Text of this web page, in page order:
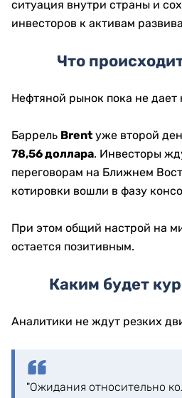
ситуация внутри страны и
инвесторов к активам
Что
Нефтяной рынок пока не дает
Баррель Brent уже второй
78,56 доллара. Инвесторы
переговорам на Ближнем
котировки вошли в фазу
При этом общий настрой на
остается позитивным.
Каким будет
Аналитики не ждут резких
"Ожидания относительно